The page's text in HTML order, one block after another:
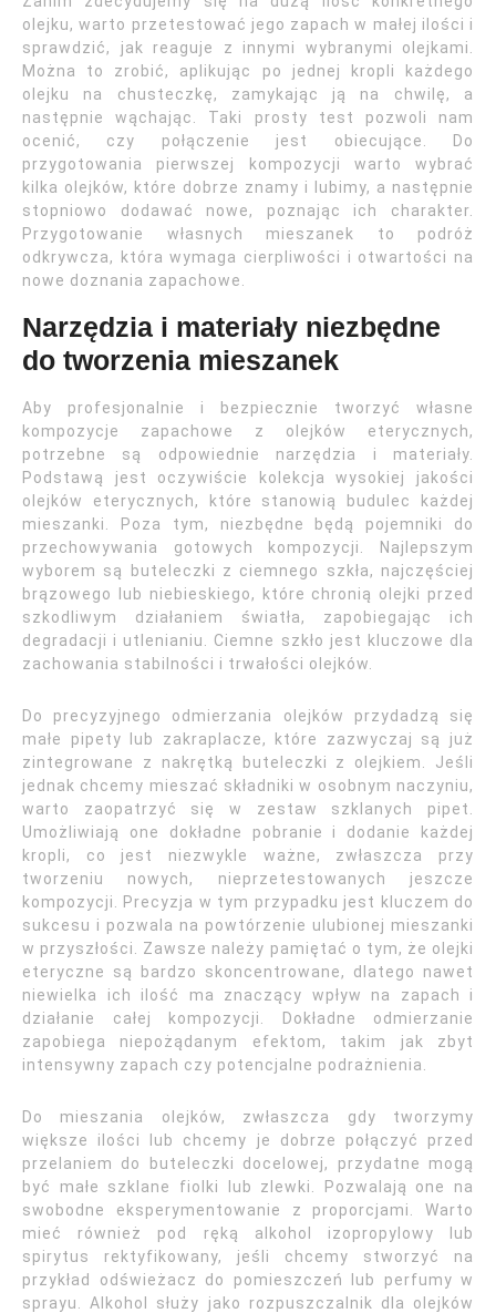
olejku, warto przetestować jego zapach w małej ilości i
sprawdzić, jak reaguje z innymi wybranymi olejkami.
Można to zrobić, aplikując po jednej kropli każdego
olejku na chusteczkę, zamykając ją na chwilę, a
następnie wąchając. Taki prosty test pozwoli nam
ocenić, czy połączenie jest obiecujące. Do
przygotowania pierwszej kompozycji warto wybrać
kilka olejków, które dobrze znamy i lubimy, a następnie
stopniowo dodawać nowe, poznając ich charakter.
Przygotowanie własnych mieszanek to podróż
odkrywcza, która wymaga cierpliwości i otwartości na
nowe doznania zapachowe.
Narzędzia i materiały niezbędne
do tworzenia mieszanek
Aby profesjonalnie i bezpiecznie tworzyć własne
kompozycje zapachowe z olejków eterycznych,
potrzebne są odpowiednie narzędzia i materiały.
Podstawą jest oczywiście kolekcja wysokiej jakości
olejków eterycznych, które stanowią budulec każdej
mieszanki. Poza tym, niezbędne będą pojemniki do
przechowywania gotowych kompozycji. Najlepszym
wyborem są buteleczki z ciemnego szkła, najczęściej
brązowego lub niebieskiego, które chronią olejki przed
szkodliwym działaniem światła, zapobiegając ich
degradacji i utlenianiu. Ciemne szkło jest kluczowe dla
zachowania stabilności i trwałości olejków.
Do precyzyjnego odmierzania olejków przydadzą się
małe pipety lub zakraplacze, które zazwyczaj są już
zintegrowane z nakrętką buteleczki z olejkiem. Jeśli
jednak chcemy mieszać składniki w osobnym naczyniu,
warto zaopatrzyć się w zestaw szklanych pipet.
Umożliwiają one dokładne pobranie i dodanie każdej
kropli, co jest niezwykle ważne, zwłaszcza przy
tworzeniu nowych, nieprzetestowanych jeszcze
kompozycji. Precyzja w tym przypadku jest kluczem do
sukcesu i pozwala na powtórzenie ulubionej mieszanki
w przyszłości. Zawsze należy pamiętać o tym, że olejki
eteryczne są bardzo skoncentrowane, dlatego nawet
niewielka ich ilość ma znaczący wpływ na zapach i
działanie całej kompozycji. Dokładne odmierzanie
zapobiega niepożądanym efektom, takim jak zbyt
intensywny zapach czy potencjalne podrażnienia.
Do mieszania olejków, zwłaszcza gdy tworzymy
większe ilości lub chcemy je dobrze połączyć przed
przelaniem do buteleczki docelowej, przydatne mogą
być małe szklane fiolki lub zlewki. Pozwalają one na
swobodne eksperymentowanie z proporcjami. Warto
mieć również pod ręką alkohol izopropylowy lub
spirytus rektyfikowany, jeśli chcemy stworzyć na
przykład odświeżacz do pomieszczeń lub perfumy w
sprayu. Alkohol służy jako rozpuszczalnik dla olejków